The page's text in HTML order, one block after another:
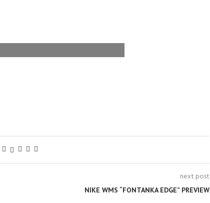
next post
NIKE WMS “FONTANKA EDGE” PREVIEW